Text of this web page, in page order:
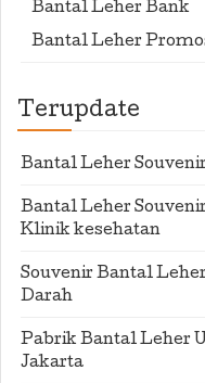
Bantal Leher Bank
Bantal Leher
Terupdate
Bantal Leher
Bantal Leher
Klinik kesehatan
Souvenir Bantal
Darah
Pabrik Bantal Leher
Jakarta